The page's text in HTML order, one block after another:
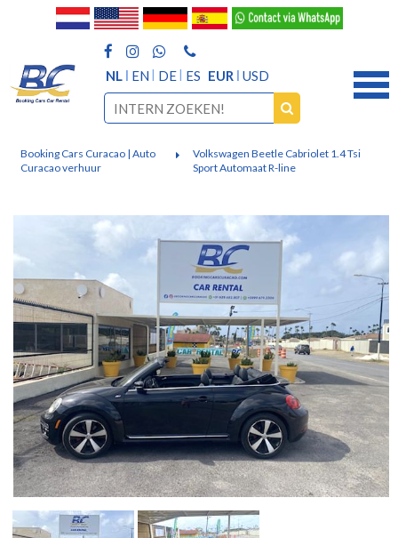
NL EN DE ES EUR USD
Booking Cars Curacao | Auto
Curacao verhuur
Volkswagen Beetle Cabriolet 1.4 Tsi
Sport Automaat R-line